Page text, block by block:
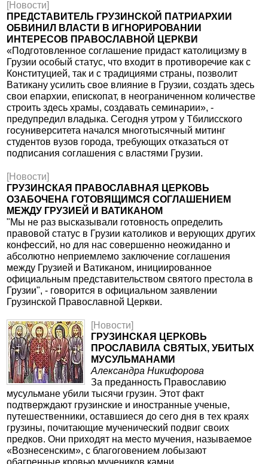
[Новости]
ПРЕДСТАВИТЕЛЬ ГРУЗИНСКОЙ ПАТРИАРХИИ
ОБВИНИЛ ВЛАСТИ В ИГНОРИРОВАНИИ
ИНТЕРЕСОВ ПРАВОСЛАВНОЙ ЦЕРКВИ
«Подготовленное соглашение придаст католицизму в
Грузии особый статус, что входит в противоречие как с
Конституцией, так и с традициями страны, позволит
Ватикану усилить свое влияние в Грузии, создать здесь
свои епархии, епископат, в неограниченном количестве
строить здесь храмы, создавать семинарии», -
предупредил владыка. Сегодня утром у Тбилисского
госуниверситета начался многотысячный митинг
студентов вузов города, требующих отказаться от
подписания соглашения с властями Грузии.
[Новости]
ГРУЗИНСКАЯ ПРАВОСЛАВНАЯ ЦЕРКОВЬ
ОЗАБОЧЕНА ГОТОВЯЩИМСЯ СОГЛАШЕНИЕМ
МЕЖДУ ГРУЗИЕЙ И ВАТИКАНОМ
"Мы не раз высказывали готовность определить
правовой статус в Грузии католиков и верующих других
конфессий, но для нас совершенно неожиданно и
абсолютно неприемлемо заключение соглашения
между Грузией и Ватиканом, инициированное
официальным представительством святого престола в
Грузии", - говорится в официальном заявлении
Грузинской Православной Церкви.
[Новости]
ГРУЗИНСКАЯ ЦЕРКОВЬ
ПРОСЛАВИЛА СВЯТЫХ, УБИТЫХ
МУСУЛЬМАНАМИ
Александра Никифорова
За преданность Православию
мусульмане убили тысячи грузин. Этот факт
подтверждают грузинские и иностранные ученые,
путешественники, оставшиеся до сего дня в тех краях
грузины, почитающие мученический подвиг своих
предков. Они приходят на место мучения, называемое
«Вознесенским», с благоговением лобызают
обагренные кровью мучеников камни.